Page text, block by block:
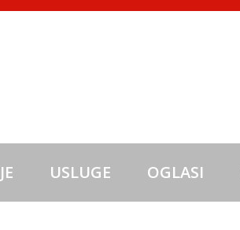
USLUGE OGLASI